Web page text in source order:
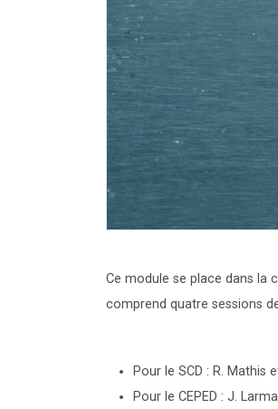
Ce module se place dans la
comprend quatre sessions
Pour le SCD : R. Mathis
Pour le CEPED : J.